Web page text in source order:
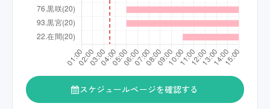
スケジュールページを確認する